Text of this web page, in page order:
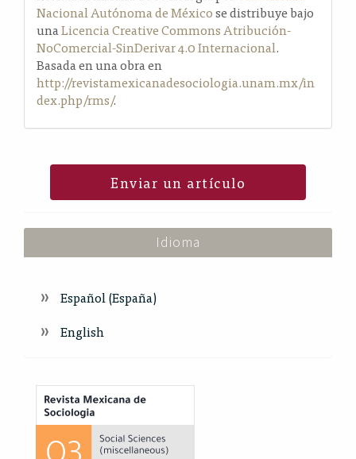
Nacional Autónoma de Méxicose distribuye bajo
unaLicencia Creative Commons Atribución-
NoComercial-SinDerivar 4.0 Internacional.
Basada en una obra en
http://revistamexicanadesociologia.unam.mx/in
dex.php/rms/.
Enviar un artículo
Idioma
Español (España)
English
Index